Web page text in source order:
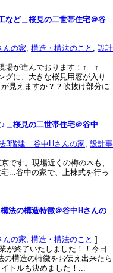
など＿桜見の二世帯住宅＠谷
んの家, 構造・構法のこと , 設計
場が進んでおります！↑ ↑
グに、大きな桜見用窓が入り
見えますか？？吹抜け部分に
＿桜見の二世帯住宅＠谷中
3階建＿谷中Hさんの家, 設計事
です。現場近くの梅の木も、
...谷中の家で、上棟式を行っ
法の構造特徴＠谷中Hさんの
んの家, 構造・構法のこと ]
が終了いたしました！！今日
構造の特徴をお伝え出来たら
トルも決めました！...